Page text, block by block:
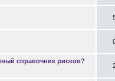
справочник рисков?